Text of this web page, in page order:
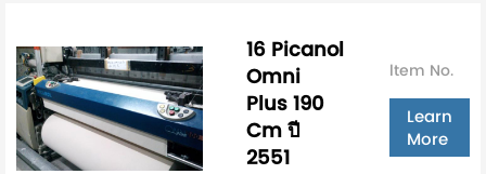
16 Picanol
Omni
Plus 190
Cm ปี
2551
ltem No.
Learn
More